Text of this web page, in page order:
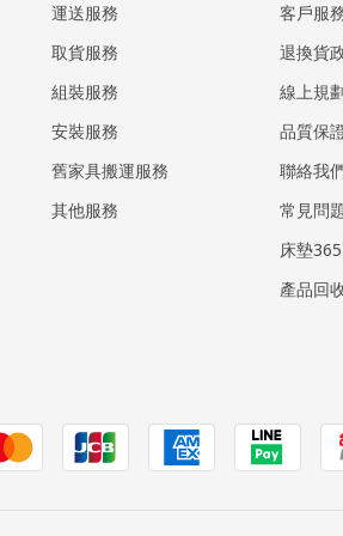
運送服務
取貨服務
組裝服務
安裝服務
​舊家具搬運服務
其他服務
客戶服
退換貨
線上規
品質保
聯絡我
常見問
床墊
產品回